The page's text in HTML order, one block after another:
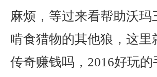
麻烦，等过来看帮助沃
啃食猎物的其他狼，这
传奇赚钱吗，2016好玩